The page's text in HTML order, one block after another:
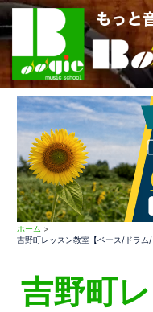
コ
ン
テ
ホーム >
吉野町レッスン教室【ベース/ドラム
吉野町